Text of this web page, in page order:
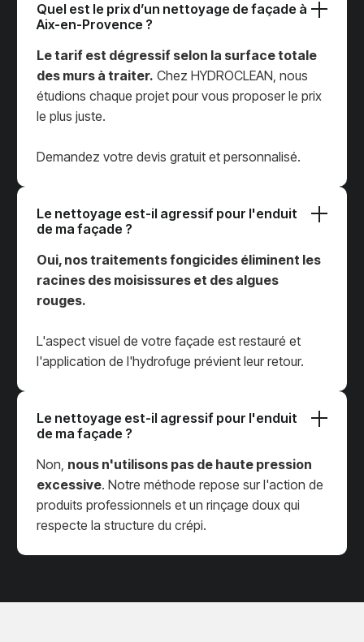
Quel est le prix d’un nettoyage de façade à
Aix-en-Provence ?
Le tarif est dégressif selon la surface totale
des murs à traiter. Chez HYDROCLEAN, nous
étudions chaque projet pour vous proposer le prix
le plus juste.
Demandez votre devis gratuit et personnalisé.
Le nettoyage est-il agressif pour l'enduit
de ma façade ?
Oui, nos traitements fongicides éliminent les
racines des moisissures et des algues
rouges.
L'aspect visuel de votre façade est restauré et
l'application de l'hydrofuge prévient leur retour.
Le nettoyage est-il agressif pour l'enduit
de ma façade ?
Non, nous n'utilisons pas de haute pression
excessive. Notre méthode repose sur l'action de
produits professionnels et un rinçage doux qui
respecte la structure du crépi.